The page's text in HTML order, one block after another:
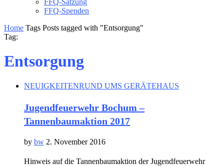
FFQ-Satzung
FFQ-Spenden
Home Tags Posts tagged with "Entsorgung"
Tag:
Entsorgung
NEUIGKEITENRUND UMS GERÄTEHAUS
Jugendfeuerwehr Bochum –
Tannenbaumaktion 2017
by bw 2. November 2016
Hinweis auf die Tannenbaumaktion der Jugendfeuerwehr